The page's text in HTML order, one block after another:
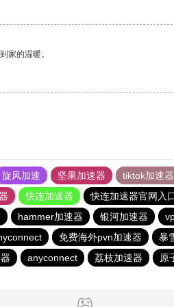
家的温暖。
旋风加速 坚果加速器 tiktok加速器
快连加速器 快连加速器官网入
hammer加速器 银河加速器
免费海外pvn加速器 暴
anyconnect 荔枝加速器 原